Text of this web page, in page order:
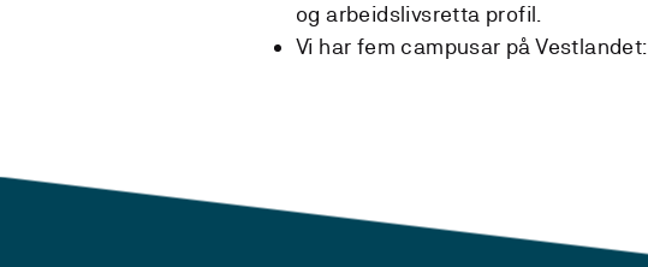
og arbeidslivsretta profil.
Vi har fem campusar på Vestlandet: